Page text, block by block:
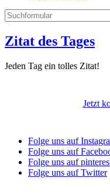
Zitat des Tages
Jeden Tag ein tolles Zitat!
Jetzt
Folge uns auf
Folge uns auf
Folge uns auf
Folge uns auf Twitter